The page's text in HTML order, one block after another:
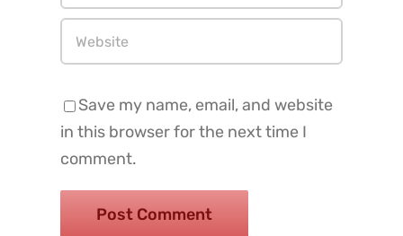
Save my name, email, and website
in this browser for the next time I
comment.